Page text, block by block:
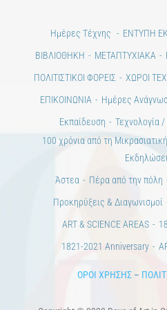
Ημέρες Τέχνης ΕΝΤΥΠΗ
ΒΙΒΛΙΟΘΗΚΗ
ΜΕΤΑΠΤΥΧΙΑΚΑ
ΠΟΛΙΤΙΣΤΙΚΟΙ ΦΟΡΕΙΣ
ΧΩΡΟΙ
ΕΠΙΚΟΙΝΩΝΙΑ
Ημέρες
Εκπαίδευση
Τεχνολογία /
100 χρόνια από τη
Άστεα
Πέρα από την πόλη
Προκηρύξεις & Διαγωνισμοί
ART & SCIENCE AREAS
1821-2021 Anniversary
ΟΡΟΙ ΧΡΗΣΗΣ–